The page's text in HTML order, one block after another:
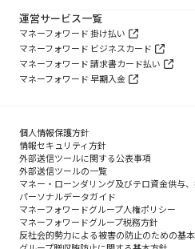
運営サービス一覧
マネーフォワード 掛け払い
マネーフォワード ビジネスカード
マネーフォワード 請求書カード払い
マネーフォワード 早期入金
個人情報保護方針
情報セキュリティ方針
外部送信ツールに関する公表事項
外部送信ツールの一覧
マネー・ローンダリング及びテロ資金供与
パーソナルデータガイド
マネーフォワードグループ人権ポリシー
マネーフォワードグループ税務方針
反社会的勢力による被害の防止のための基